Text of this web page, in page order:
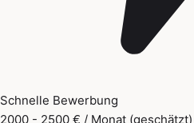
Schnelle Bewerbung
2000 - 2500 € / Monat (geschätzt)